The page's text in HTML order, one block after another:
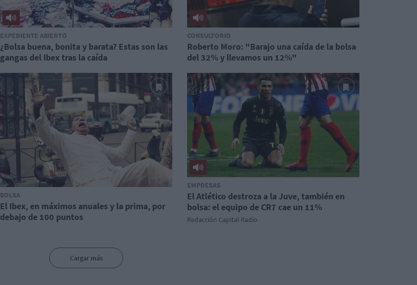
EXPEDIENTE ABIERTO
¿Bolsa buena, bonita y barata? Estas son las
gangas del Ibex tras la caída
CONSULTORIO
Roberto Moro: "Barajo una caída de la bolsa
del 32% y llevamos un 12%"
BOLSA
El Ibex, en máximos anuales y la prima, por
debajo de 100 puntos
EMPRESAS
El Atlético destroza a la Juve, también en
bolsa: el equipo de CR7 cae un 11%
Redacción Capital Radio
Cargar más